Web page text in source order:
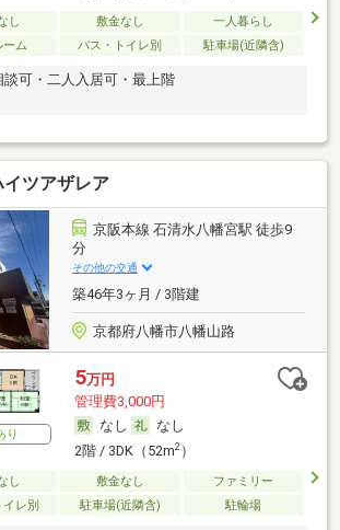
し 敷金なし
一人暮らし
ーム
バス・トイレ別 駐車場(近隣含)
談可・二人入居可・最上階
イツアザレア
京阪本線 石清水八幡宮駅 徒歩9
分
その他の交通
築46年3ヶ月 / 3階建
京都府八幡市八幡山路
り
5万円
管理費3,000円
なし
なし
2階 / 3DK（52m2）
し 敷金なし
ファミリー
レ別
駐車場(近隣含) 駐輪場